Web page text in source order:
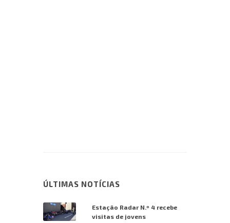
ÚLTIMAS NOTÍCIAS
Estação Radar N.º 4 recebe
visitas de jovens